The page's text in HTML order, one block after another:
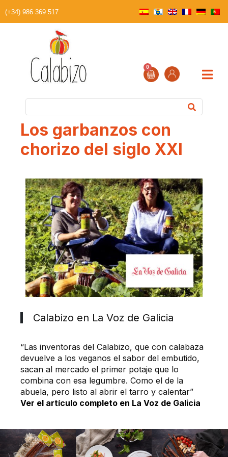
(+34) 986 369 517
0
Los garbanzos con
chorizo del siglo XXI
Calabizo en La Voz de Galicia
“Las inventoras del Calabizo, que con calabaza
devuelve a los veganos el sabor del embutido,
sacan al mercado el primer potaje que lo
combina con esa legumbre. Como el de la
abuela, pero listo al abrir el tarro y calentar”
Ver el artículo completo en La Voz de Galicia